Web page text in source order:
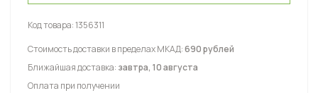
Код товара:1356311
Стоимость доставки в пределах МКАД:690 рублей
Ближайшая доставка: завтра, 10 августа
Оплата при получении